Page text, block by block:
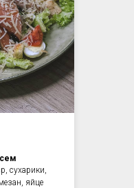
сухарики,
яйце